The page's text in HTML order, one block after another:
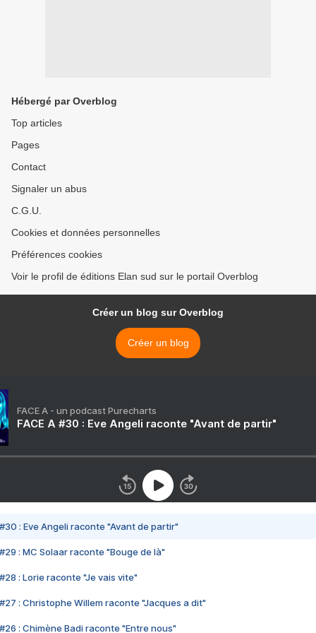
Hébergé par Overblog
Top articles
Pages
Contact
Signaler un abus
C.G.U.
Cookies et données personnelles
Préférences cookies
Voir le profil de éditions Elan sud sur le portail Overblog
Créer un blog sur Overblog
Créer un blog
FACE A - un podcast Purecharts
FACE A #30 : Eve Angeli raconte "Avant de partir"
#30 : Eve Angeli raconte "Avant de partir"
#29 : MC Solaar raconte "Bouge de là"
#28 : Lorie raconte "Je vais vite"
#27 : Christophe Willem raconte "Jacques a dit"
#26 : Chimène Badi raconte "Entre nous"